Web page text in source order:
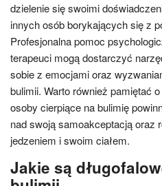
dzielenie się swoimi
innych osób borykających się z
Profesjonalna pomoc
terapeuci mogą dostarczyć
sobie z emocjami oraz
bulimii. Warto również pamiętać
osoby cierpiące na bulimię
nad swoją samoakceptacją oraz
jedzeniem i swoim ciałem.
Jakie są